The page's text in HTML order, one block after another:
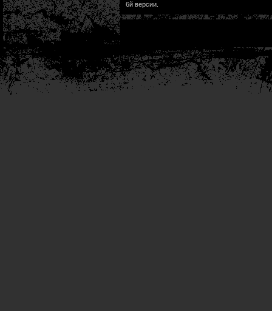
6й версии.